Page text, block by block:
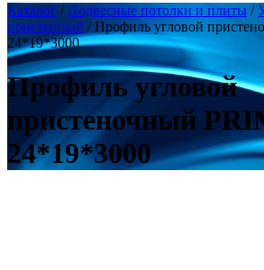
Каталог /Подвесные потолки и плиты /
пристенный / Профиль угловой
24*19*3000
Профиль угловой
пристеночный
24*19*3000